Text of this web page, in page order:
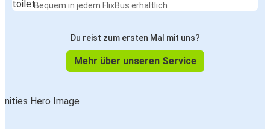
Bequem in jedem FlixBus erhältlich
Du reist zum ersten Mal mit uns?
Mehr über unseren Service